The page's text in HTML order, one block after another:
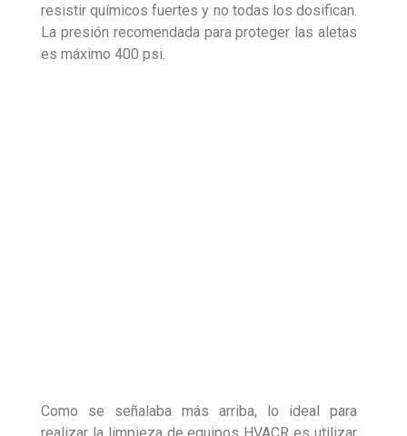
resistir químicos fuertes y no todas los dosifican.
La presión recomendada para proteger las aletas
es máximo 400 psi.
Como se señalaba más arriba, lo ideal para
realizar la limpieza de equipos HVACR es utilizar